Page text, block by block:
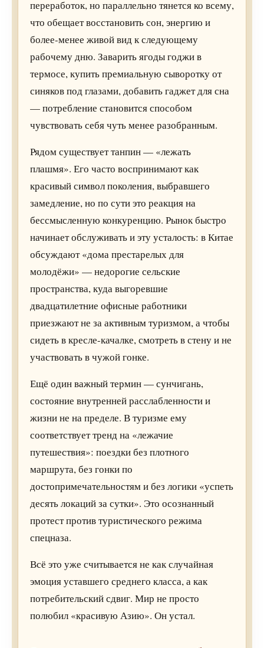
переработок, но параллельно тянется ко всему,
что обещает восстановить сон, энергию и
более-менее живой вид к следующему
рабочему дню. Заварить ягоды годжи в
термосе, купить премиальную сыворотку от
синяков под глазами, добавить гаджет для сна
— потребление становится способом
чувствовать себя чуть менее разобранным.
Рядом существует танпин — «лежать
плашмя». Его часто воспринимают как
красивый символ поколения, выбравшего
замедление, но по сути это реакция на
бессмысленную конкуренцию. Рынок быстро
начинает обслуживать и эту усталость: в Китае
обсуждают «дома престарелых для
молодёжи» — недорогие сельские
пространства, куда выгоревшие
двадцатилетние офисные работники
приезжают не за активным туризмом, а чтобы
сидеть в кресле-качалке, смотреть в стену и не
участвовать в чужой гонке.
Ещё один важный термин — сунчигань,
состояние внутренней расслабленности и
жизни не на пределе. В туризме ему
соответствует тренд на «лежачие
путешествия»: поездки без плотного
маршрута, без гонки по
достопримечательностям и без логики «успеть
десять локаций за сутки». Это осознанный
протест против туристического режима
спецназа.
Всё это уже считывается не как случайная
эмоция уставшего среднего класса, а как
потребительский сдвиг. Мир не просто
полюбил «красивую Азию». Он устал.